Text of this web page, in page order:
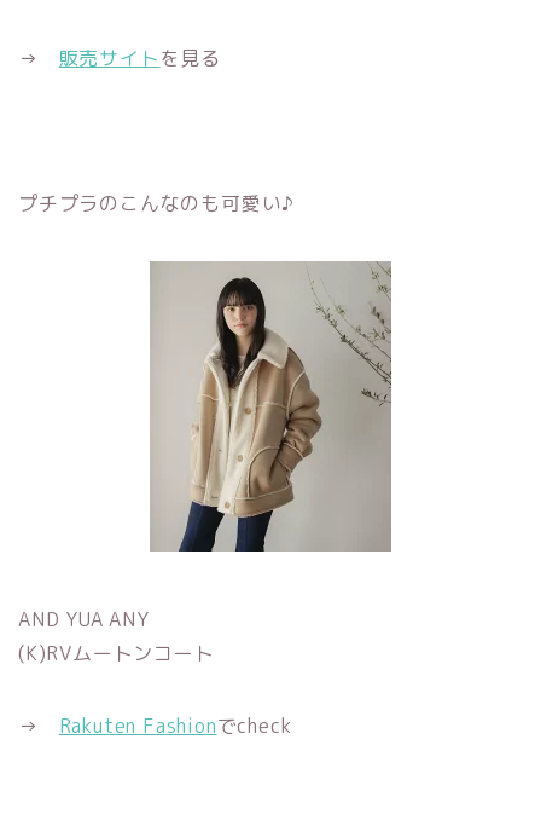
→ 販売サイトを見る
プチプラのこんなのも可愛い♪
AND YUA ANY
(K)RVムートンコート
→ Rakuten Fashionでcheck